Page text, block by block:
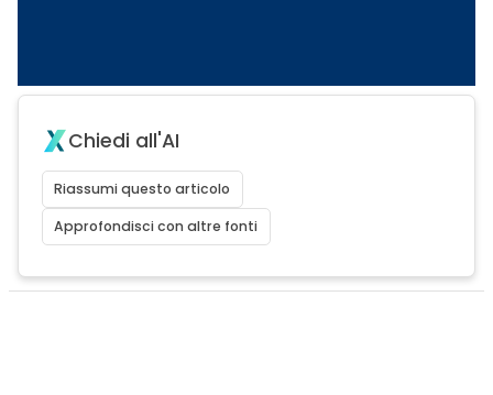
Chiedi all'AI
Riassumi questo articolo
Approfondisci con altre fonti